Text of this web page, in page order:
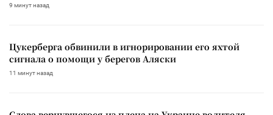
9 минут назад
Цукерберга обвинили в игнорировании его яхтой
сигнала о помощи у берегов Аляски
11 минут назад